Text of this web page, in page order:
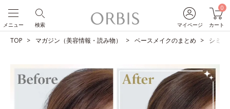
マイページ
0
カート
検索
メニュー
TOP マガジン（美容情報・読み物） ベースメイクのまとめ シミを